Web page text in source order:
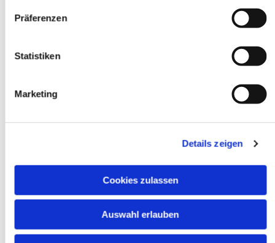
Präferenzen
Statistiken
Marketing
Details zeigen
Cookies zulassen
Auswahl erlauben